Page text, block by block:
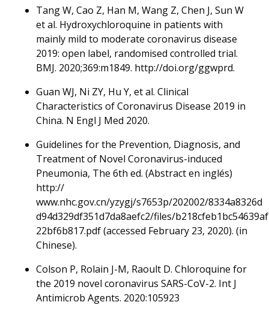
Tang W, Cao Z, Han M, Wang Z, Chen J, Sun W
et al. Hydroxychloroquine in patients with
mainly mild to moderate coronavirus disease
2019: open label, randomised controlled trial.
BMJ. 2020;369:m1849. http://doi.org/ggwprd.
Guan WJ, Ni ZY, Hu Y, et al. Clinical
Characteristics of Coronavirus Disease 2019 in
China. N Engl J Med 2020.
Guidelines for the Prevention, Diagnosis, and
Treatment of Novel Coronavirus-induced
Pneumonia, The 6th ed. (Abstract en inglés)
http://
www.nhc.gov.cn/yzygj/s7653p/202002/8334a8326d
d94d329df351d7da8aefc2/files/
22bf6b817.pdf (accessed February 23, 2020). (in
Chinese).
Colson P, Rolain J-M, Raoult D. Chloroquine for
the 2019 novel coronavirus SARS-CoV-2. Int J
Antimicrob Agents. 2020:105923